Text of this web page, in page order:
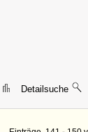
Detailsuche
PO-20226 (1427)